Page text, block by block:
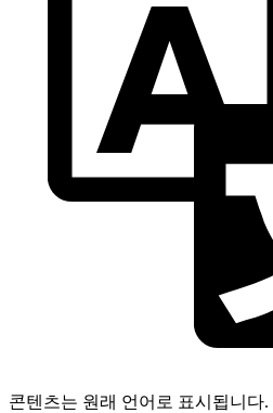
콘텐츠는 원래 언어로 표시됩니다.